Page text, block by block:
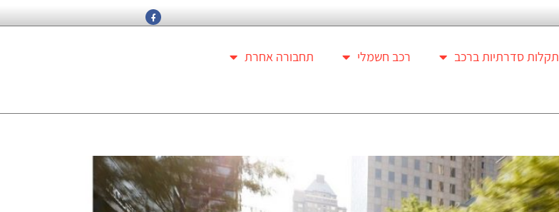
תקלות סדרתיות ברכב רכב חשמלי
תחבורה אחרת